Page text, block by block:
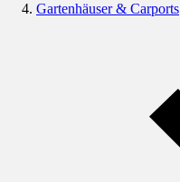
Gartenhäuser & Carports